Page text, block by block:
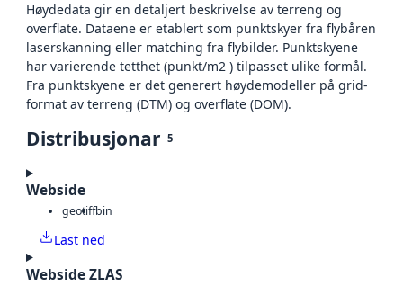
Høydedata gir en detaljert beskrivelse av terreng og
overflate. Dataene er etablert som punktskyer fra flybåren
laserskanning eller matching fra flybilder. Punktskyene
har varierende tetthet (punkt/m2 ) tilpasset ulike formål.
Fra punktskyene er det generert høydemodeller på grid-
format av terreng (DTM) og overflate (DOM).
Distribusjonar 5
Webside
geotiffbin
Last ned
Webside ZLAS